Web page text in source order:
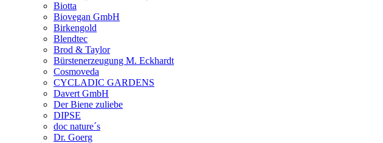
Biotta
Biovegan GmbH
Birkengold
Blendtec
Brod & Taylor
Bürstenerzeugung M. Eckhardt
Cosmoveda
CYCLADIC GARDENS
Davert GmbH
Der Biene zuliebe
DIPSE
doc nature´s
Dr. Goerg